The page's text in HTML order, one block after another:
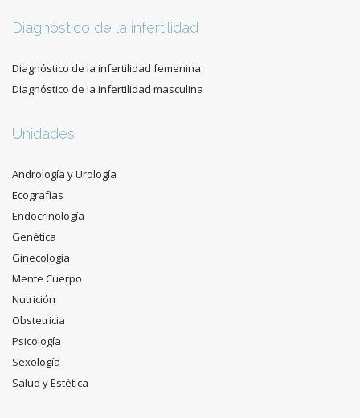
Diagnóstico de la infertilidad
Diagnóstico de la infertilidad femenina
Diagnóstico de la infertilidad masculina
Unidades
Andrología y Urología
Ecografías
Endocrinología
Genética
Ginecología
Mente Cuerpo
Nutrición
Obstetricia
Psicología
Sexología
Salud y Estética